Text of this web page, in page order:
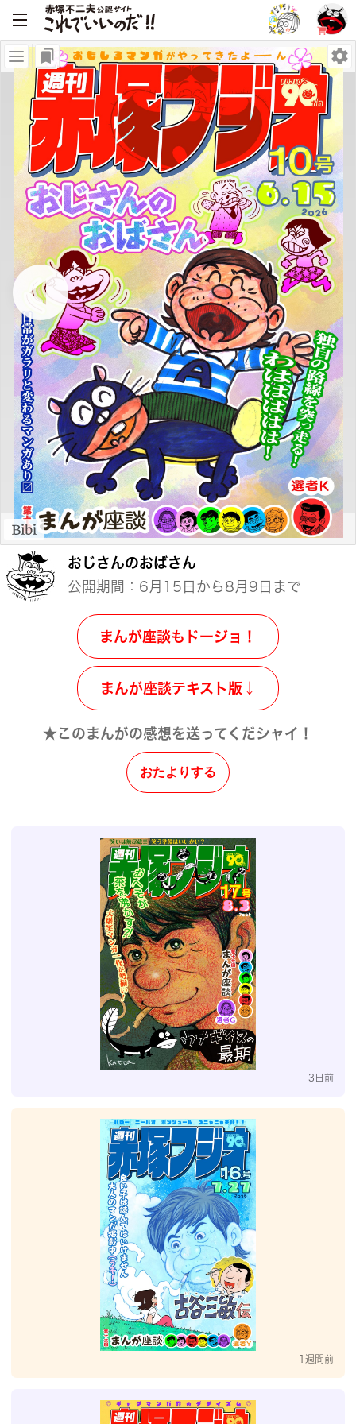
おじさんのおばさん
公開期間：6月15日から8月9日まで
まんが座談もドージョ！
まんが座談テキスト版↓
★このまんがの感想を送ってくだシャイ！
おたよりする
3日前
1週間前